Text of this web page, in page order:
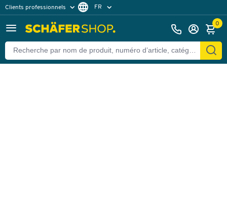
Clients professionnels
Clients particuliers
FR
0
Retour